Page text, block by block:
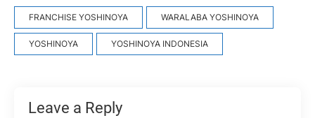
FRANCHISE YOSHINOYA WARALABA YOSHINOYA
YOSHINOYA YOSHINOYA INDONESIA
Leave a Reply